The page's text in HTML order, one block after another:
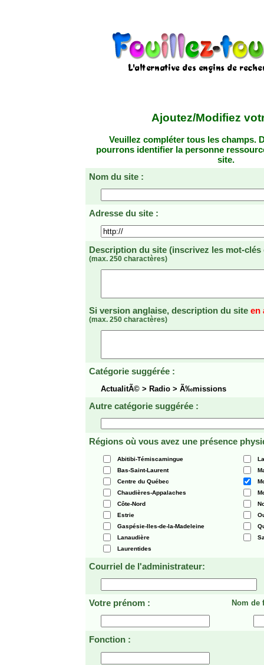
Ajoutez/Modifiez
Veuillez compléter tous les champs.
pourrons identifier la personne
site.
Nom du site :
Adresse du site :
Description du site (inscrivez les mot-
(max. 250 charactères)
Si version anglaise, description du site en
(max. 250 charactères)
Catégorie suggérée :
ActualitÃ© > Radio > Ã‰missions
Autre catégorie suggérée :
Régions où vous avez une présence
Abitibi-Témiscamingue
Bas-Saint-Laurent
Centre du Québec
Chaudières-Appalaches
Côte-Nord
Estrie
Gaspésie-Iles-de-la-Madeleine
Lanaudière
Laurentides
Courriel de l'administrateur:
Votre prénom : Nom de
Fonction :